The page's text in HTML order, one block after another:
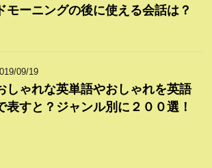
ドモーニングの後に使える会話は？
09/19
しゃれな英単語やおしゃれを英語
表すと？ジャンル別に２００選！